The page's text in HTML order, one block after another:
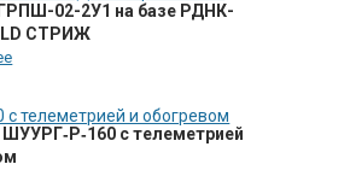
02-2У1 на базе РДНК-
LD СТРИЖ
ШУУРГ‑Р‑160 с телеметрией